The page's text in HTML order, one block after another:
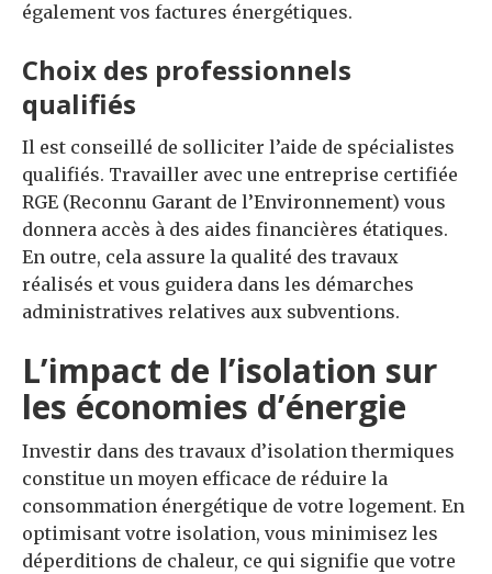
également vos factures énergétiques.
Choix des professionnels
qualifiés
Il est conseillé de solliciter l’aide de spécialistes
qualifiés. Travailler avec une entreprise certifiée
RGE (Reconnu Garant de l’Environnement) vous
donnera accès à des aides financières étatiques.
En outre, cela assure la qualité des travaux
réalisés et vous guidera dans les démarches
administratives relatives aux subventions.
L’impact de l’isolation sur
les économies d’énergie
Investir dans des travaux d’isolation thermiques
constitue un moyen efficace de réduire la
consommation énergétique de votre logement. En
optimisant votre isolation, vous minimisez les
déperditions de chaleur, ce qui signifie que votre